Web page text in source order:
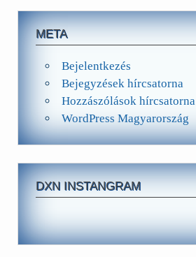
META
Bejelentkezés
Bejegyzések hírcsatorna
Hozzászólások hírcsatorna
WordPress Magyarország
DXN INSTANGRAM